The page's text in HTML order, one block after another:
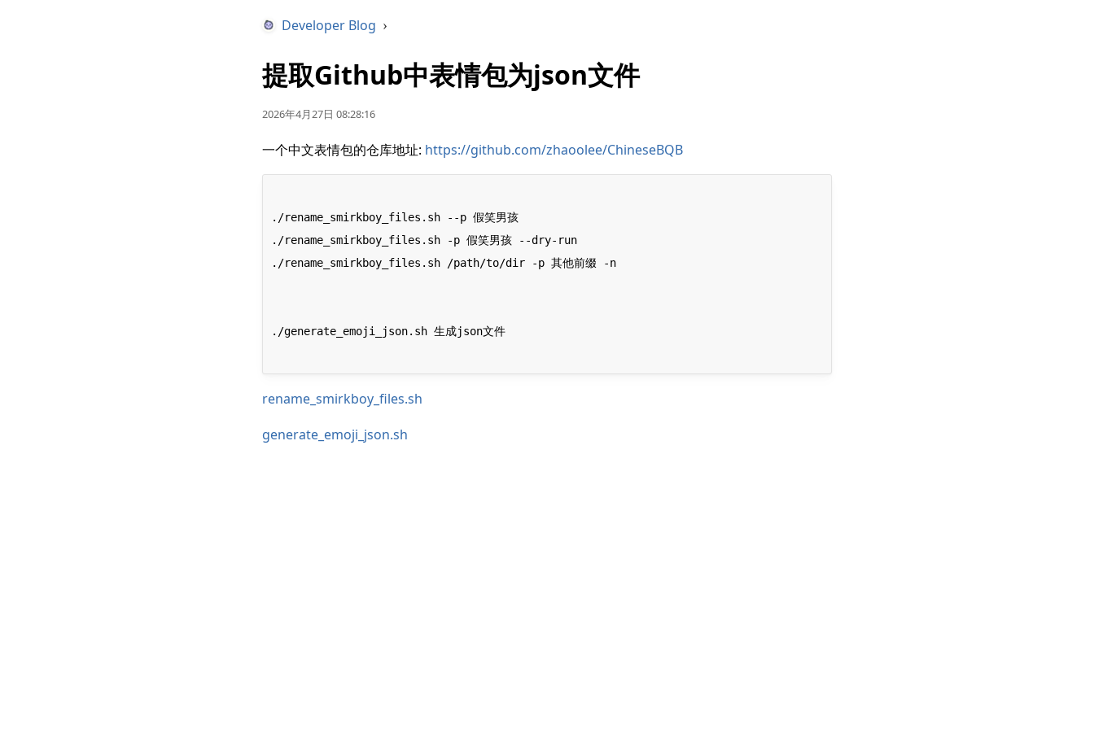
Developer Blog ›
提取Github中表情包为json文件
2026年4月27日 08:28:16
一个中文表情包的仓库地址: https://github.com/zhaoolee/ChineseBQB
./rename_smirkboy_files.sh --p 假笑男孩
./rename_smirkboy_files.sh -p 假笑男孩 --dry-run
./rename_smirkboy_files.sh /path/to/dir -p 其他前缀 -n
./generate_emoji_json.sh 生成json文件
rename_smirkboy_files.sh
generate_emoji_json.sh